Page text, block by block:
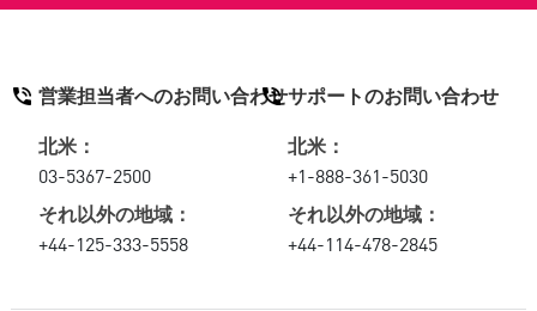
営業担当者へのお問い合わせ
北米：
03-5367-2500
それ以外の地域：
+44-125-333-5558
サポートのお問い合わせ
北米：
+1-888-361-5030
それ以外の地域：
+44-114-478-2845